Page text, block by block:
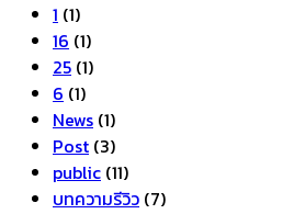
1 (1)
16 (1)
25 (1)
6 (1)
News (1)
Post (3)
public (11)
บทความรีวิว (7)